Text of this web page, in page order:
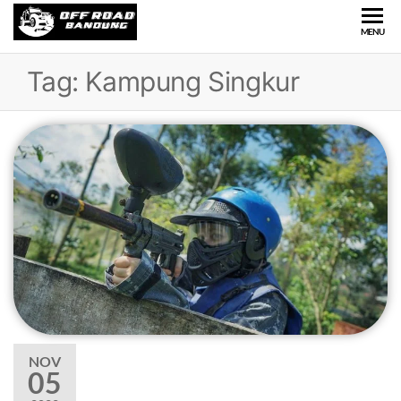
BANDUNG
Offroad
Bandung
MENU
Tag: Kampung Singkur
NOV
05